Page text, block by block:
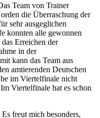
Team von Trainer
die Überraschung der
sehr ausgeglichen
konnten alle gewonnen
Erreichen der
in der
kann das Team aus
amtierenden Deutschen
im Viertelfinale nicht
Viertelfinale hat es schon
Es freut mich besonders,